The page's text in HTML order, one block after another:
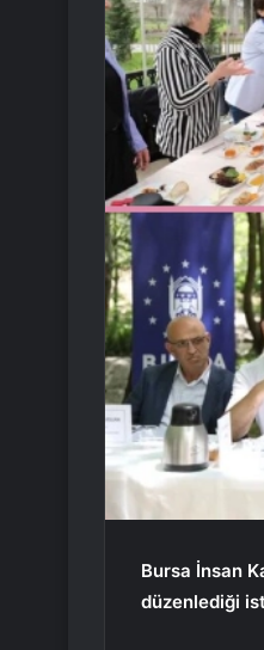
Bursa İnsan
düzenlediği